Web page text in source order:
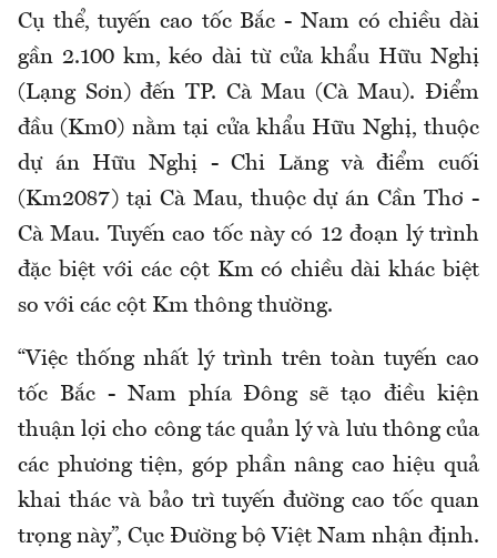
Cụ thể, tuyến cao tốc Bắc - Nam có chiều dài
gần 2.100 km, kéo dài từ cửa khẩu Hữu Nghị
(Lạng Sơn) đến TP. Cà Mau (Cà Mau). Điểm
đầu (Km0) nằm tại cửa khẩu Hữu Nghị, thuộc
dự án Hữu Nghị - Chi Lăng và điểm cuối
(Km2087) tại Cà Mau, thuộc dự án Cần Thơ -
Cà Mau. Tuyến cao tốc này có 12 đoạn lý trình
đặc biệt với các cột Km có chiều dài khác biệt
so với các cột Km thông thường.
“Việc thống nhất lý trình trên toàn tuyến cao
tốc Bắc - Nam phía Đông sẽ tạo điều kiện
thuận lợi cho công tác quản lý và lưu thông của
các phương tiện, góp phần nâng cao hiệu quả
khai thác và bảo trì tuyến đường cao tốc quan
trọng này”, Cục Đường bộ Việt Nam nhận định.